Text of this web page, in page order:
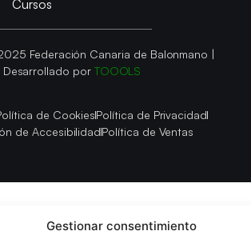
Gestionar consentimiento
Cursos
Federación Canaria de Balonmano |
Desarrollado por TOOOLS
de CookiesPolítica de Privacidad
de AccesibilidadPolítica de Ventas